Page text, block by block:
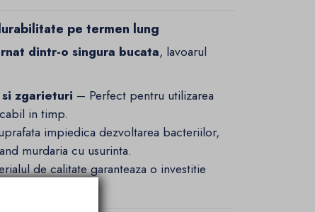
pe termen lung
dintr-o singura bucata, lavoarul
zgarieturi – Perfect pentru utilizarea
in timp.
impiedica dezvoltarea bacteriilor,
murdaria cu usurinta.
de calitate garanteaza o investitie